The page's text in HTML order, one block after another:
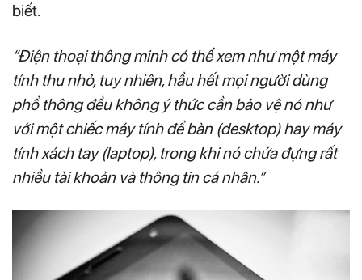
biết.
“Điện thoại thông minh có thể xem như một máy
tính thu nhỏ, tuy nhiên, hầu hết mọi người dùng
phổ thông đều không ý thức cần bảo vệ nó như
với một chiếc máy tính để bàn (desktop) hay máy
tính xách tay (laptop), trong khi nó chứa đựng rất
nhiều tài khoản và thông tin cá nhân.”